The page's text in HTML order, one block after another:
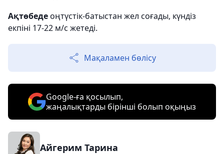
Ақтөбедеоңтүстік-батыстан жел соғады, күндіз
екпіні 17-22 м/с жетеді.
Мақаламен бөлісу
Google-ға қосылып,
жаңалықтарды бірінші болып оқыңыз
Айгерим Тарина